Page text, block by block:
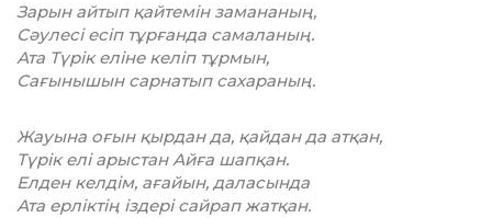
Зарын айтып қайтемін замананың,
Сәулесі есіп тұрғанда самаланың.
Ата Түрік еліне келіп тұрмын,
Сағынышын сарнатып сахараның.
Жауына оғын қырдан да, қайдан да атқан,
Түрік елі арыстан Айға шапқан.
Елден келдім, ағайын, даласында
Ата ерліктің іздері сайрап жатқан.